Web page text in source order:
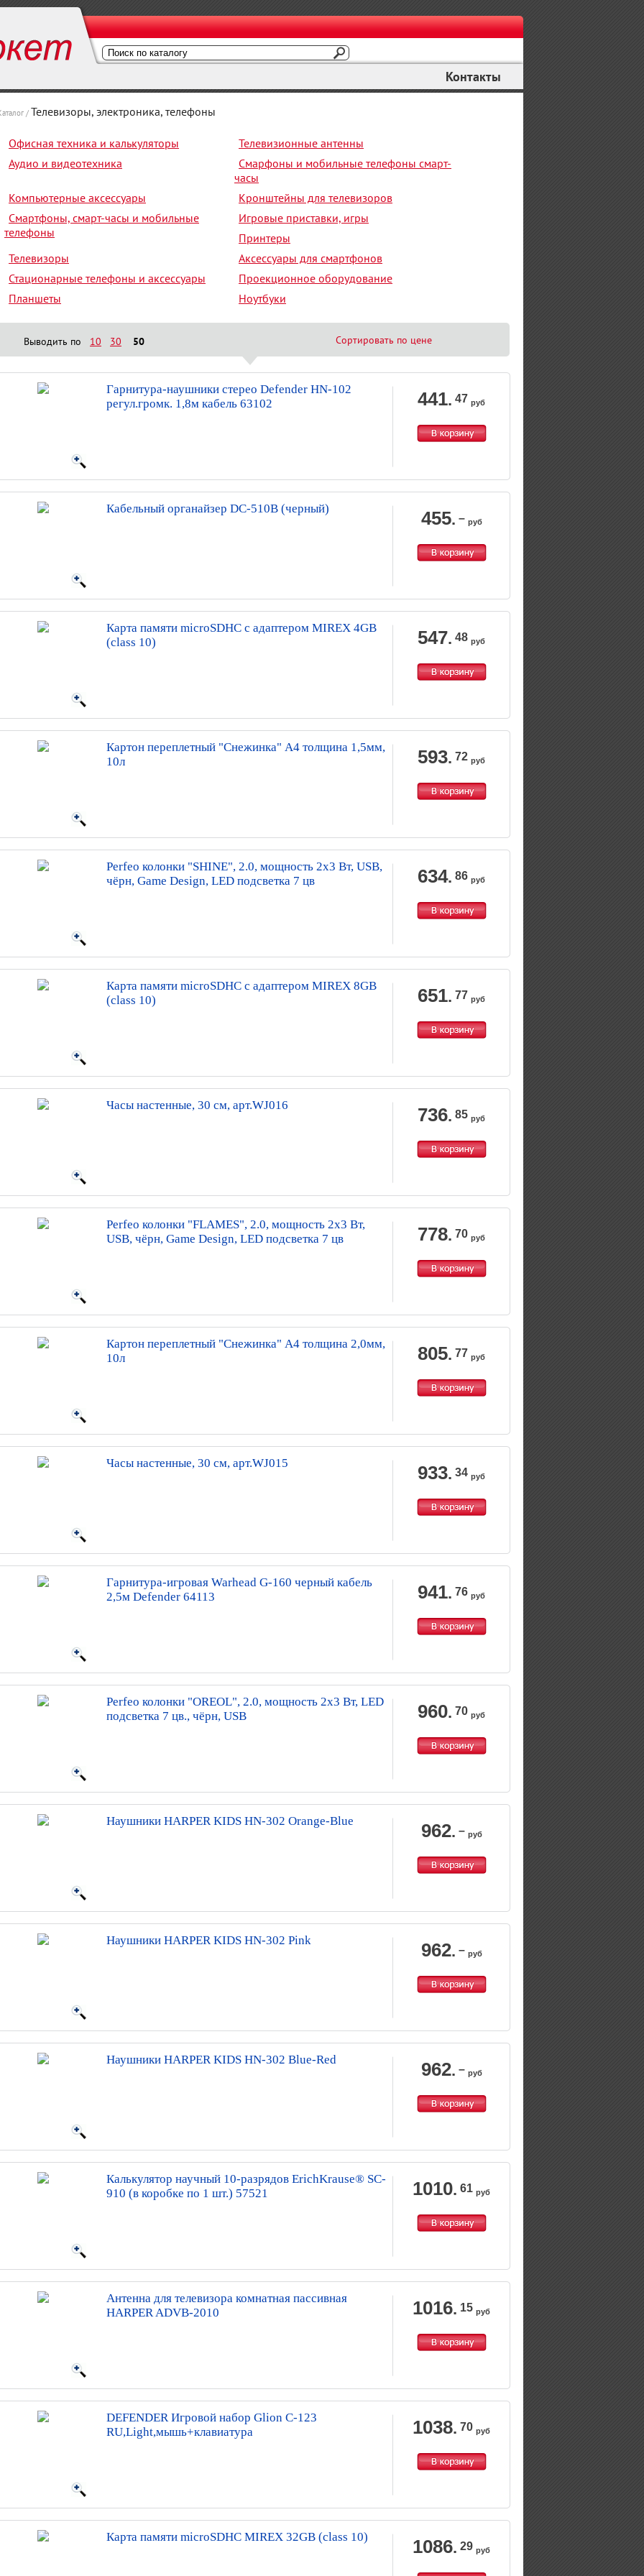
Контакты
/ Телевизоры, электроника, телефоны
Офисная техника и калькуляторы
Телевизионные антенны
Аудио и видеотехника
Смарфоны и мобильные телефоны смарт-
часы
Компьютерные аксессуары
Кронштейны для телевизоров
Смартфоны, смарт-часы и мобильные
телефоны
Игровые приставки, игры
Принтеры
Телевизоры
Аксессуары для смартфонов
Стационарные телефоны и аксессуары
Проекционное оборудование
Планшеты
Ноутбуки
Выводить по 10 30 50 Сортировать по цене
Гарнитура-наушники стерео Defender HN-102
регул.громк. 1,8м кабель 63102
441. 47 руб
Кабельный органайзер DC-510В (черный) 455. – руб
Карта памяти microSDHC с адаптером MIREX 4GB
(class 10)
547. 48 руб
Картон переплетный "Снежинка" А4 толщина 1,5мм,
10л
593. 72 руб
Perfeo колонки "SHINE", 2.0, мощность 2х3 Вт, USB,
чёрн, Game Design, LED подсветка 7 цв
634. 86 руб
Карта памяти microSDHC с адаптером MIREX 8GB
(class 10)
651. 77 руб
Часы настенные, 30 см, арт.WJ016 736. 85 руб
Perfeo колонки "FLAMES", 2.0, мощность 2х3 Вт,
USB, чёрн, Game Design, LED подсветка 7 цв
778. 70 руб
Картон переплетный "Снежинка" А4 толщина 2,0мм,
10л
805. 77 руб
Часы настенные, 30 см, арт.WJ015 933. 34 руб
Гарнитура-игровая Warhead G-160 черный кабель
2,5м Defender 64113
941. 76 руб
Perfeo колонки "OREOL", 2.0, мощность 2х3 Вт, LED
подсветка 7 цв., чёрн, USB
960. 70 руб
Наушники HARPER KIDS HN-302 Orange-Blue 962. – руб
Наушники HARPER KIDS HN-302 Pink 962. – руб
Наушники HARPER KIDS HN-302 Blue-Red 962. – руб
Калькулятор научный 10-разрядов ErichKrause® SC-
910 (в коробке по 1 шт.) 57521
1010. 61 руб
Антенна для телевизора комнатная пассивная
HARPER ADVB-2010
1016. 15 руб
DEFENDER Игровой набор Glion C-123
RU,Light,мышь+клавиатура
1038. 70 руб
Карта памяти microSDHC MIREX 32GB (class 10) 1086. 29 руб